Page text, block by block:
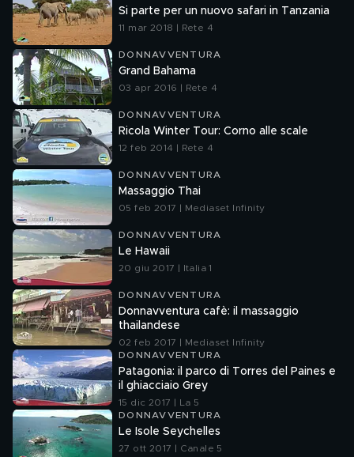
Si parte per un nuovo safari in Tanzania
11 mar 2018 | Rete 4
DONNAVVENTURA
Grand Bahama
03 apr 2016 | Rete 4
DONNAVVENTURA
Ricola Winter Tour: Corno alle scale
12 feb 2014 | Rete 4
DONNAVVENTURA
Massaggio Thai
05 feb 2017 | Mediaset Infinity
DONNAVVENTURA
Le Hawaii
20 giu 2017 | Italia 1
DONNAVVENTURA
Donnavventura cafè: il massaggio
thailandese
02 feb 2017 | Mediaset Infinity
DONNAVVENTURA
Patagonia: il parco di Torres del Paines e
il ghiacciaio Grey
15 dic 2017 | La 5
DONNAVVENTURA
Le Isole Seychelles
27 ott 2017 | Canale 5